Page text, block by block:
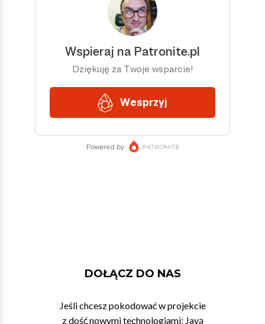
DOŁĄCZ DO NAS
Jeśli chcesz pokodować w projekcie
z dość nowymi technologiami: Javą